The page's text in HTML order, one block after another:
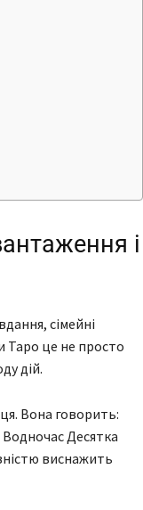
і
сімейні
Таро це не просто
дій.
Вона говорить:
Водночас Десятка
виснажить